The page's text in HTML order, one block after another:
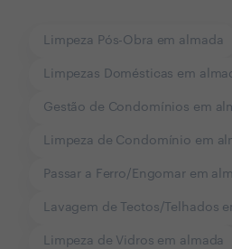
Limpeza Pós-Obra em almada
Limpezas Domésticas em
Gestão de Condomínios em
Limpeza de Condomínio em
Passar a Ferro/Engomar em
Lavagem de Tectos/Telhados
Limpeza de Vidros em almada